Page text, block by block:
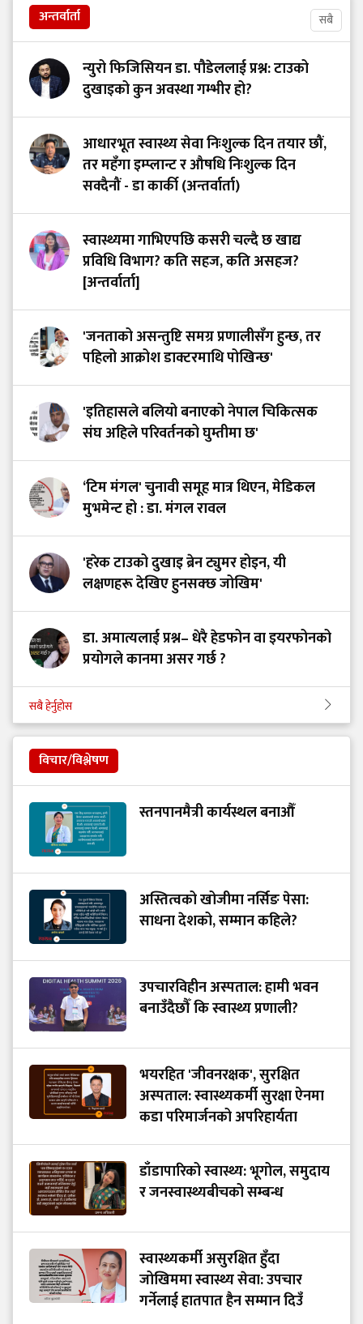
अन्तर्वार्ता सबै
न्युरो फिजिसियन डा. पौडेललाई प्रश्न: टाउको
दुखाइको कुन अवस्था गम्भीर हो?
आधारभूत स्वास्थ्य सेवा निःशुल्क दिन तयार छौं,
तर महँगा इम्प्लान्ट र औषधि निःशुल्क दिन
सक्दैनौं - डा कार्की (अन्तर्वार्ता)
स्वास्थ्यमा गाभिएपछि कसरी चल्दै छ खाद्य
प्रविधि विभाग? कति सहज, कति असहज?
[अन्तर्वार्ता]
'जनताको असन्तुष्टि समग्र प्रणालीसँग हुन्छ, तर
पहिलो आक्रोश डाक्टरमाथि पोखिन्छ'
'इतिहासले बलियो बनाएको नेपाल चिकित्सक
संघ अहिले परिवर्तनको घुम्तीमा छ'
‘टिम मंगल' चुनावी समूह मात्र थिएन, मेडिकल
मुभमेन्ट हो : डा. मंगल रावल
'हरेक टाउको दुखाइ ब्रेन ट्युमर होइन, यी
लक्षणहरू देखिए हुनसक्छ जोखिम'
डा. अमात्यलाई प्रश्न– धेरै हेडफोन वा इयरफोनको
प्रयोगले कानमा असर गर्छ ?
सबै हेर्नुहोस
विचार/विश्लेषण
स्तनपानमैत्री कार्यस्थल बनाऔँ
अस्तित्वको खोजीमा नर्सिङ पेसा:
साधना देशको, सम्मान कहिले?
उपचारविहीन अस्पताल: हामी भवन
बनाउँदैछौँ कि स्वास्थ्य प्रणाली?
भयरहित 'जीवनरक्षक', सुरक्षित
अस्पताल: स्वास्थ्यकर्मी सुरक्षा ऐनमा
कडा परिमार्जनको अपरिहार्यता
डाँडापारिको स्वास्थ्य: भूगोल, समुदाय
र जनस्वास्थ्यबीचको सम्बन्ध
स्वास्थ्यकर्मी असुरक्षित हुँदा
जोखिममा स्वास्थ्य सेवा: उपचार
गर्नेलाई हातपात हैन सम्मान दिउँ